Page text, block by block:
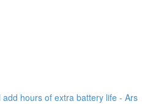
hours of extra battery life - Ars